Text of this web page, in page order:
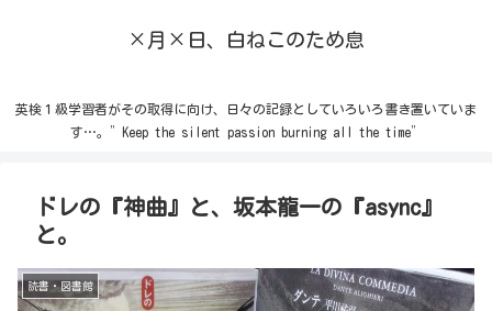
×月×日、白ねこのため息
英検１級学習者がその取得に向け、日々の記録としていろいろ書き置いていま
す…。”Keep the silent passion burning all the time”
ドレの『神曲』と、坂本龍一の『async』
と。
読書・図書館